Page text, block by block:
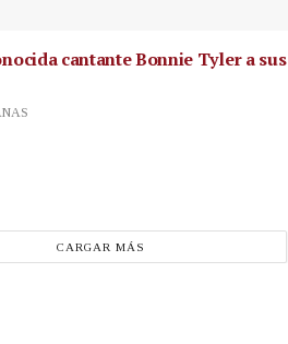
cantanteBonnie Tyler a sus
CARGAR MÁS